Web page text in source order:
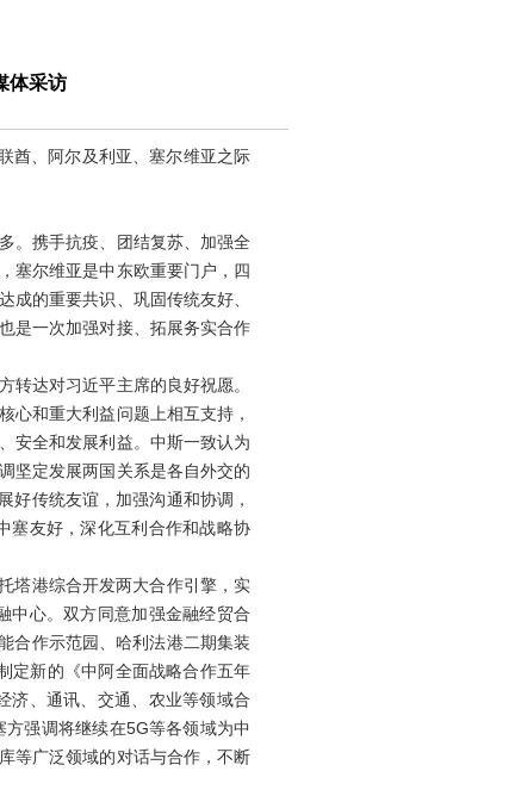
体采访
、阿尔及利亚、塞尔维亚之际
。携手抗疫、团结复苏、加强全
塞尔维亚是中东欧重要门户，四
成的重要共识、巩固传统友好、
是一次加强对接、拓展务实合作
达对习近平主席的良好祝愿。
心和重大利益问题上相互支持，
安全和发展利益。中斯一致认为
坚定发展两国关系是各自外交的
好传统友谊，加强沟通和协调，
塞友好，深化互利合作和战略协
塔港综合开发两大合作引擎，实
中心。双方同意加强金融经贸合
合作示范园、哈利法港二期集装
定新的《中阿全面战略合作五年
济、通讯、交通、农业等领域合
强调将继续在5G等各领域为中
等广泛领域的对话与合作，不断